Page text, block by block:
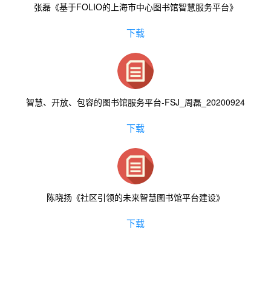
张磊《基于FOLIO的上海市中心图书馆智慧服务平台》
下载
智慧、开放、包容的图书馆服务平台-FSJ_周磊_20200924
下载
陈晓扬《社区引领的未来智慧图书馆平台建设》
下载